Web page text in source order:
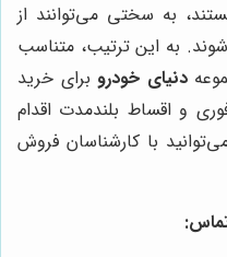
به سختی می‌توانند از
به این ترتیب، متناسب
دنیای خودرو برای خرید
و اقساط بلندمدت اقدام
با کارشناسان فروش